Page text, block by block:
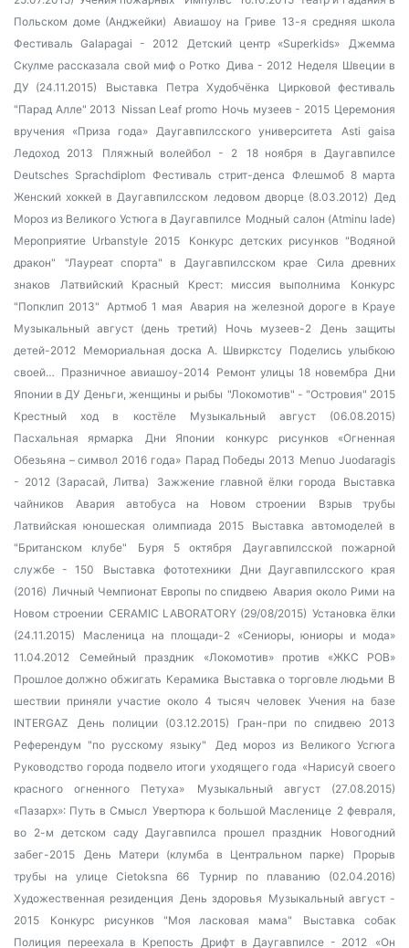
Польском доме (Анджейки) Авиашоу на Гриве 13-я средняя школа
Фестиваль Galapagai - 2012
Детский центр «Superkids»
Джемма
Скулме рассказала свой миф о Ротко Дива - 2012 Неделя Швеции в
ДУ (24.11.2015)
Выставка Петра Худобчёнка
Цирковой фестиваль
"Парад Алле" 2013 Nissan Leaf promo Ночь музеев - 2015 Церемония
вручения «Приза года» Даугавпилсского университета
Asti gaisa
Ледоход 2013
Пляжный волейбол - 2
18 ноября в Даугавпилсе
Deutsches Sprachdiplom Фестиваль стрит-денса Флешмоб 8 марта
Женский хоккей в Даугавпилсском ледовом дворце (8.03.2012) Дед
Мороз из Великого Устюга в Даугавпилсе Модный салон (Atminu lade)
Мероприятие Urbanstyle 2015
Конкурс детских рисунков "Водяной
дракон"
"Лауреат спорта" в Даугавпилсском крае
Сила древних
знаков
Латвийский Красный Крест: миссия выполнима
Конкурс
"Попклип 2013" Артмоб 1 мая Авария на железной дороге в Крауе
Музыкальный август (день третий)
Ночь музеев-2
День защиты
детей-2012 Мемориальная доска А. Швиркстсу
Поделись улыбкою
своей… Празничное авиашоу-2014 Ремонт улицы 18 новембра Дни
Японии в ДУ Деньги, женщины и рыбы "Локомотив" - "Островия" 2015
Крестный ход в костёле Музыкальный август (06.08.2015)
Пасхальная ярмарка
Дни Японии
конкурс рисунков «Огненная
Обезьяна – символ 2016 года» Парад Победы 2013 Menuo Juodaragis
- 2012 (Зарасай, Литва)
Зажжение главной ёлки города
Выставка
чайников
Авария автобуса на Новом строении
Взрыв трубы
Латвийская юношеская олимпиада 2015
Выставка автомоделей в
"Британском клубе"
Буря 5 октября
Даугавпилсской пожарной
службе - 150
Выставка фототехники
Дни Даугавпилсского края
(2016) Личный Чемпионат Европы по спидвею Авария около Рими на
Новом строении CERAMIC LABORATORY (29/08/2015) Установка ёлки
(24.11.2015)
Масленица на площади-2
«Сениоры, юниоры и мода»
11.04.2012
Семейный праздник
«Локомотив» против «ЖКС РОВ»
Прошлое должно обжигать Керамика Выставка о торговле людьми В
шествии приняли участие около 4 тысяч человек Учения на базе
INTERGAZ
День полиции (03.12.2015)
Гран-при по спидвею 2013
Референдум "по русскому языку"
Дед мороз из Великого Усгюга
Руководство города подвело итоги уходящего года «Нарисуй своего
красного огненного Петуха»
Музыкальный август (27.08.2015)
«Пазарх»: Путь в Смысл Увертюра к большой Масленице 2 февраля,
во 2-м детском саду Даугавпилса прошел праздник
Новогодний
забег-2015
День Матери (клумба в Центральном парке)
Прорыв
трубы на улице Cietoksna 66
Турнир по плаванию (02.04.2016)
Художественная резиденция День здоровья Музыкальный август -
2015
Конкурс рисунков "Моя ласковая мама"
Выставка собак
Полиция переехала в Крепость
Дрифт в Даугавпилсе - 2012 «Он